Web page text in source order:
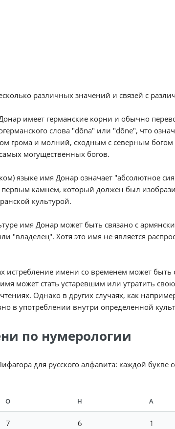
различных значений и связей с
имеет германские корни и обычно
слова "dōna" или "dōne", что
грома и молний, сходным с северным
могущественных богов.
языке имя Донар означает "абсолютное
камнем, который должен был
культурой.
имя Донар может быть связано с
"владелец". Хотя это имя не является
истребление имени со временем может
может стать устаревшим или утратить
Однако в других случаях, как
в употреблении внутри определенной
по нумерологии
для русского алфавита: каждой букве
О Н А
7 6 1